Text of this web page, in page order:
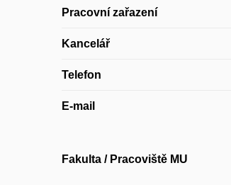
Pracovní zařazení
Kancelář
Telefon
E-mail
Fakulta / Pracoviště MU